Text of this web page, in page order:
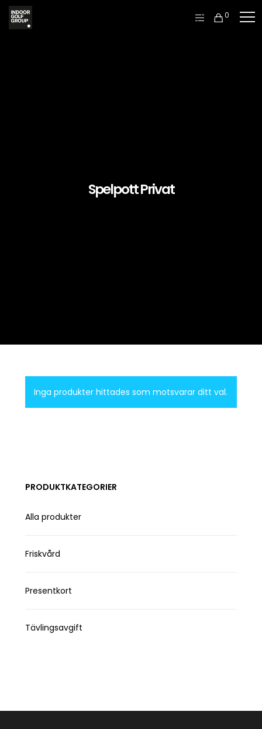
0
Spelpott Privat
Inga produkter hittades som motsvarar ditt val.
PRODUKTKATEGORIER
Alla produkter
Friskvård
Presentkort
Tävlingsavgift